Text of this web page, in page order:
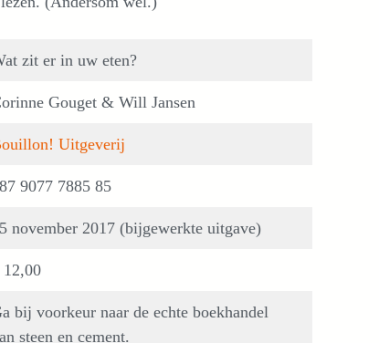
zit er in uw eten?
Gouget & Will Jansen
Uitgeverij
9077 7885 85
november 2017 (bijgewerkte uitgave)
12,00
bij voorkeur naar de echte boekhandel
steen en cement.